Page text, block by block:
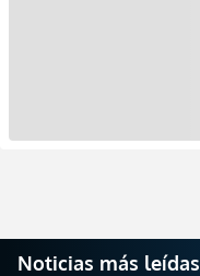
Noticias más leídas